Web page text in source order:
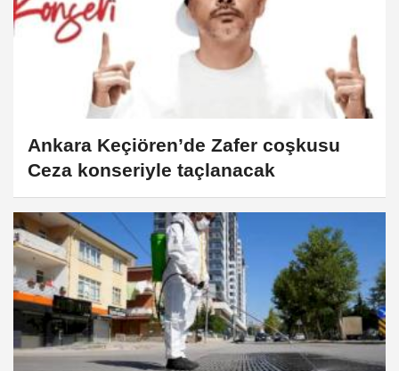
Ankara Keçiören’de Zafer coşkusu
Ceza konseriyle taçlanacak